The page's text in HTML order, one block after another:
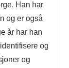
Han har
og er også
år har han
og
og